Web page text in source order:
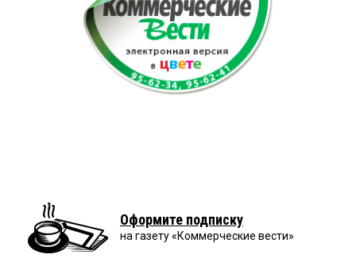
Оформите подписку
на газету «Коммерческие вести»